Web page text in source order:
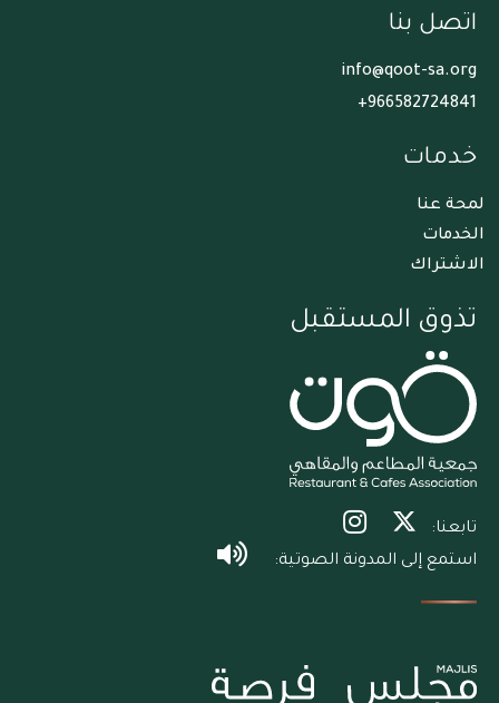
اتصل بنا
info@qoot-sa.org
966582724841+
خدمات
لمحة عنا
الخدمات
الاشتراك
تذوق المستقبل
تابعنا:
استمع إلى المدونة الصوتية: